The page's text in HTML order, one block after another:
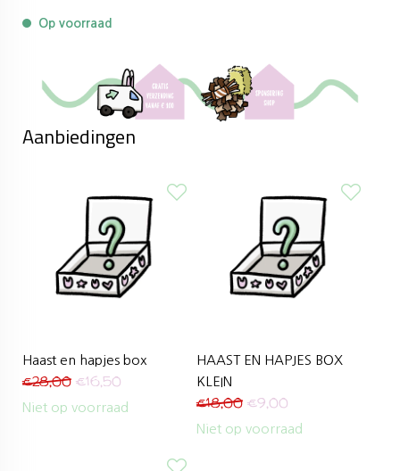
Op voorraad
Aanbiedingen
Haast en hapjes box
€28,00 €16,50
Niet op voorraad
HAAST EN HAPJES BOX
KLEIN
€18,00 €9,00
Niet op voorraad